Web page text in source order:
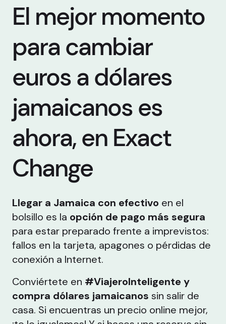
El mejor momento
para cambiar
euros a dólares
jamaicanos es
ahora, en Exact
Change
Llegar a Jamaica con efectivo en el
bolsillo es la opción de pago más segura
para estar preparado frente a imprevistos:
fallos en la tarjeta, apagones o pérdidas de
conexión a Internet.
Conviértete en #ViajeroInteligente y
compra dólares jamaicanos sin salir de
casa. Si encuentras un precio online mejor,